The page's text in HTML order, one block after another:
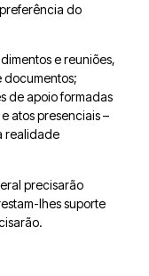
do
e reuniões,
documentos;
de apoio formadas
atos presenciais –
realidade
precisarão
lhes suporte